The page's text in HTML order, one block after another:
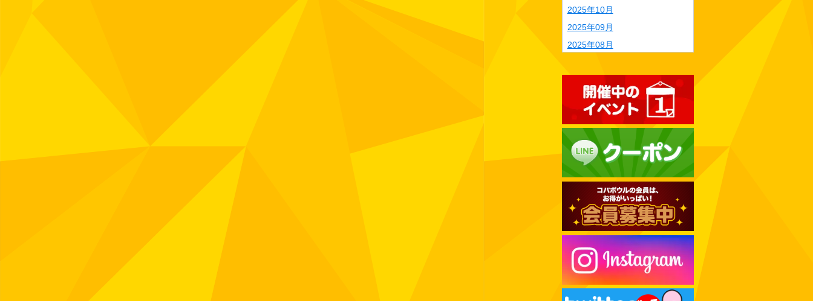
2025年10月
2025年09月
2025年08月
2025年05月
2025年04月
2025年03月
2025年02月
2025年01月
2024年12月
2024年11月
2024年10月
2024年09月
2024年08月
2024年07月
2024年06月